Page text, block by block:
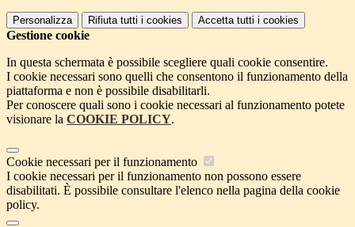
Personalizza Rifiuta tutti i cookies Accetta tutti i cookies
Gestione cookie
In questa schermata è possibile scegliere quali cookie consentire.
I cookie necessari sono quelli che consentono il funzionamento della
piattaforma e non è possibile disabilitarli.
Per conoscere quali sono i cookie necessari al funzionamento potete
visionare la COOKIE POLICY.
Cookie necessari per il funzionamento
I cookie necessari per il funzionamento non possono essere
disabilitati. È possibile consultare l'elenco nella pagina della cookie
policy.